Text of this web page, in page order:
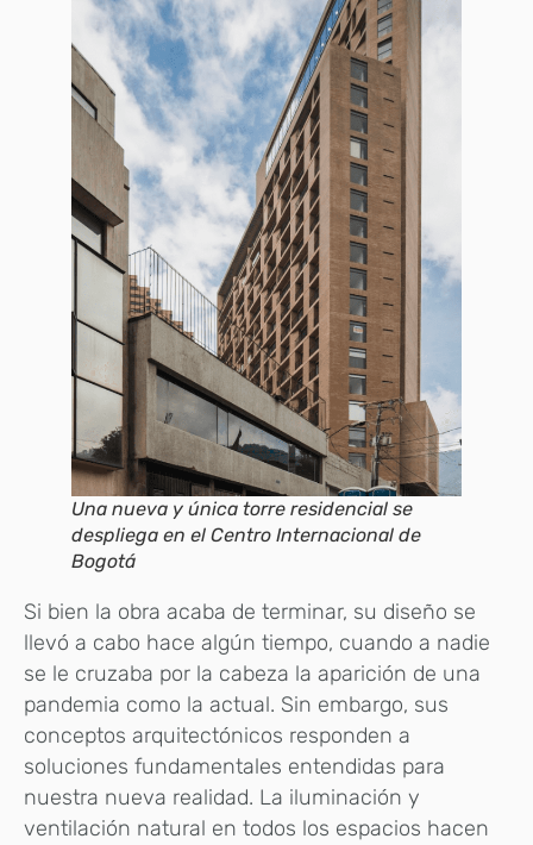
Una nueva y única torre residencial se
despliega en el Centro Internacional de
Bogotá
Si bien la obra acaba de terminar, su diseño se
llevó a cabo hace algún tiempo, cuando a nadie
se le cruzaba por la cabeza la aparición de una
pandemia como la actual. Sin embargo, sus
conceptos arquitectónicos responden a
soluciones fundamentales entendidas para
nuestra nueva realidad. La iluminación y
ventilación natural en todos los espacios hacen